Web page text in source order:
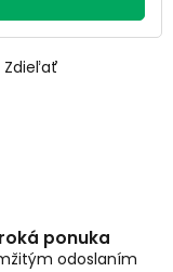
Zdieľať
ponuka
odoslaním